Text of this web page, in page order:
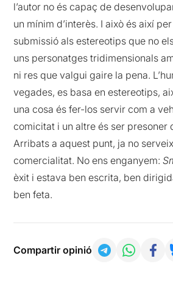
l’autor no és capaç de
un mínim d’interès. I això és així
submissió als estereotips que no
uns personatges tridimensionals
ni res que valgui gaire la pena.
vegades, es basa en estereotips,
una cosa és fer-los servir com a
comicitat i un altre és ser presoner
Arribats a aquest punt, ja no
comercialitat. No ens enganyem:
èxit i estava ben escrita, ben
ben feta.
Compartir opinió